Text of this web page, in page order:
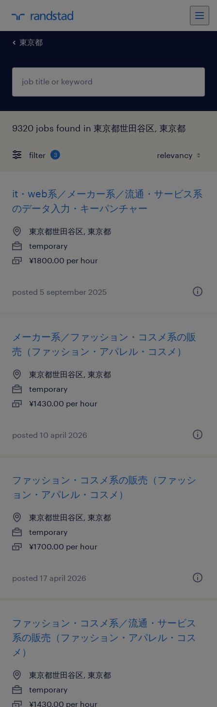
東京都
9320 jobs found in 東京都世田谷区, 東京都
filter 3
it・web系／メーカー系／流通・サービス系
のデータ入力・キーパンチャー
東京都世田谷区, 東京都
temporary
¥1800.00 per hour
posted 5 september 2025
メーカー系／ファッション・コスメ系の販
売（ファッション・アパレル・コスメ）
東京都世田谷区, 東京都
temporary
¥1430.00 per hour
posted 10 april 2026
ファッション・コスメ系の販売（ファッシ
ョン・アパレル・コスメ）
東京都世田谷区, 東京都
temporary
¥1700.00 per hour
posted 17 april 2026
ファッション・コスメ系／流通・サービス
系の販売（ファッション・アパレル・コス
メ）
東京都世田谷区, 東京都
temporary
¥1430.00 per hour